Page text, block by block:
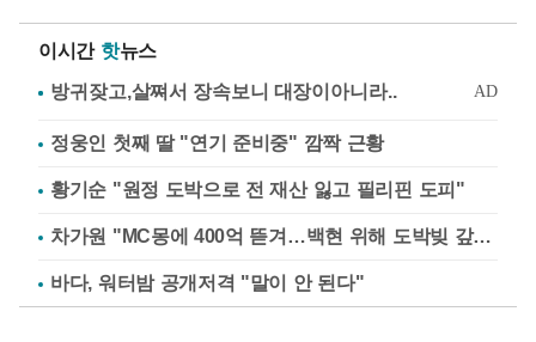
이시간 핫뉴스
정웅인 첫째 딸 "연기 준비중" 깜짝 근황
황기순 "원정 도박으로 전 재산 잃고 필리핀 도피"
차가원 "MC몽에 400억 뜯겨…백현 위해 도박빚 갚아줘"
바다, 워터밤 공개저격 "말이 안 된다"